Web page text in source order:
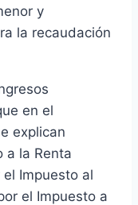
y
la recaudación
en el
explican
a la Renta
Impuesto al
el Impuesto a